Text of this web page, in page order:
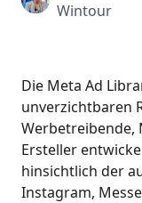
Wintour
Die Meta Ad
unverzichtbaren
Werbetreibende,
Ersteller
hinsichtlich der
Instagram,